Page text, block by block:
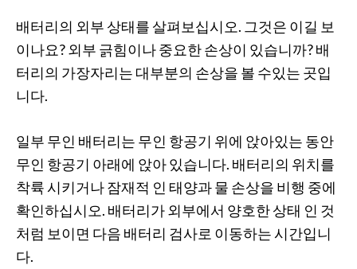
배터리의 외부 상태를 살펴보십시오. 그것은 이길 보
이나요? 외부 긁힘이나 중요한 손상이 있습니까? 배
터리의 가장자리는 대부분의 손상을 볼 수있는 곳입
니다.
일부 무인 배터리는 무인 항공기 위에 앉아있는 동안
무인 항공기 아래에 앉아 있습니다. 배터리의 위치를 ​​
착륙 시키거나 잠재적 인 태양과 물 손상을 비행 중에
확인하십시오. 배터리가 외부에서 양호한 상태 인 것
처럼 보이면 다음 배터리 검사로 이동하는 시간입니
다.